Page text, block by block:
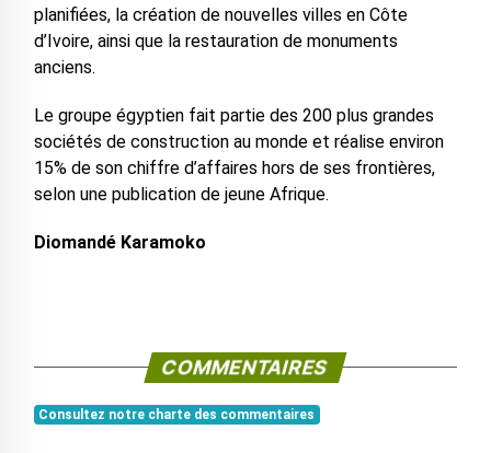
planifiées, la création de nouvelles villes en Côte
d’Ivoire, ainsi que la restauration de monuments
anciens.
Le groupe égyptien fait partie des 200 plus grandes
sociétés de construction au monde et réalise environ
15% de son chiffre d’affaires hors de ses frontières,
selon une publication de jeune Afrique.
Diomandé Karamoko
COMMENTAIRES
Consultez notre charte des commentaires